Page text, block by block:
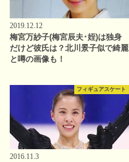
2019.12.12
梅宮万紗子(梅宮辰夫･姪)は独身
だけど彼氏は？北川景子似で綺麗
と噂の画像も！
フィギュアスケート
2016.11.3